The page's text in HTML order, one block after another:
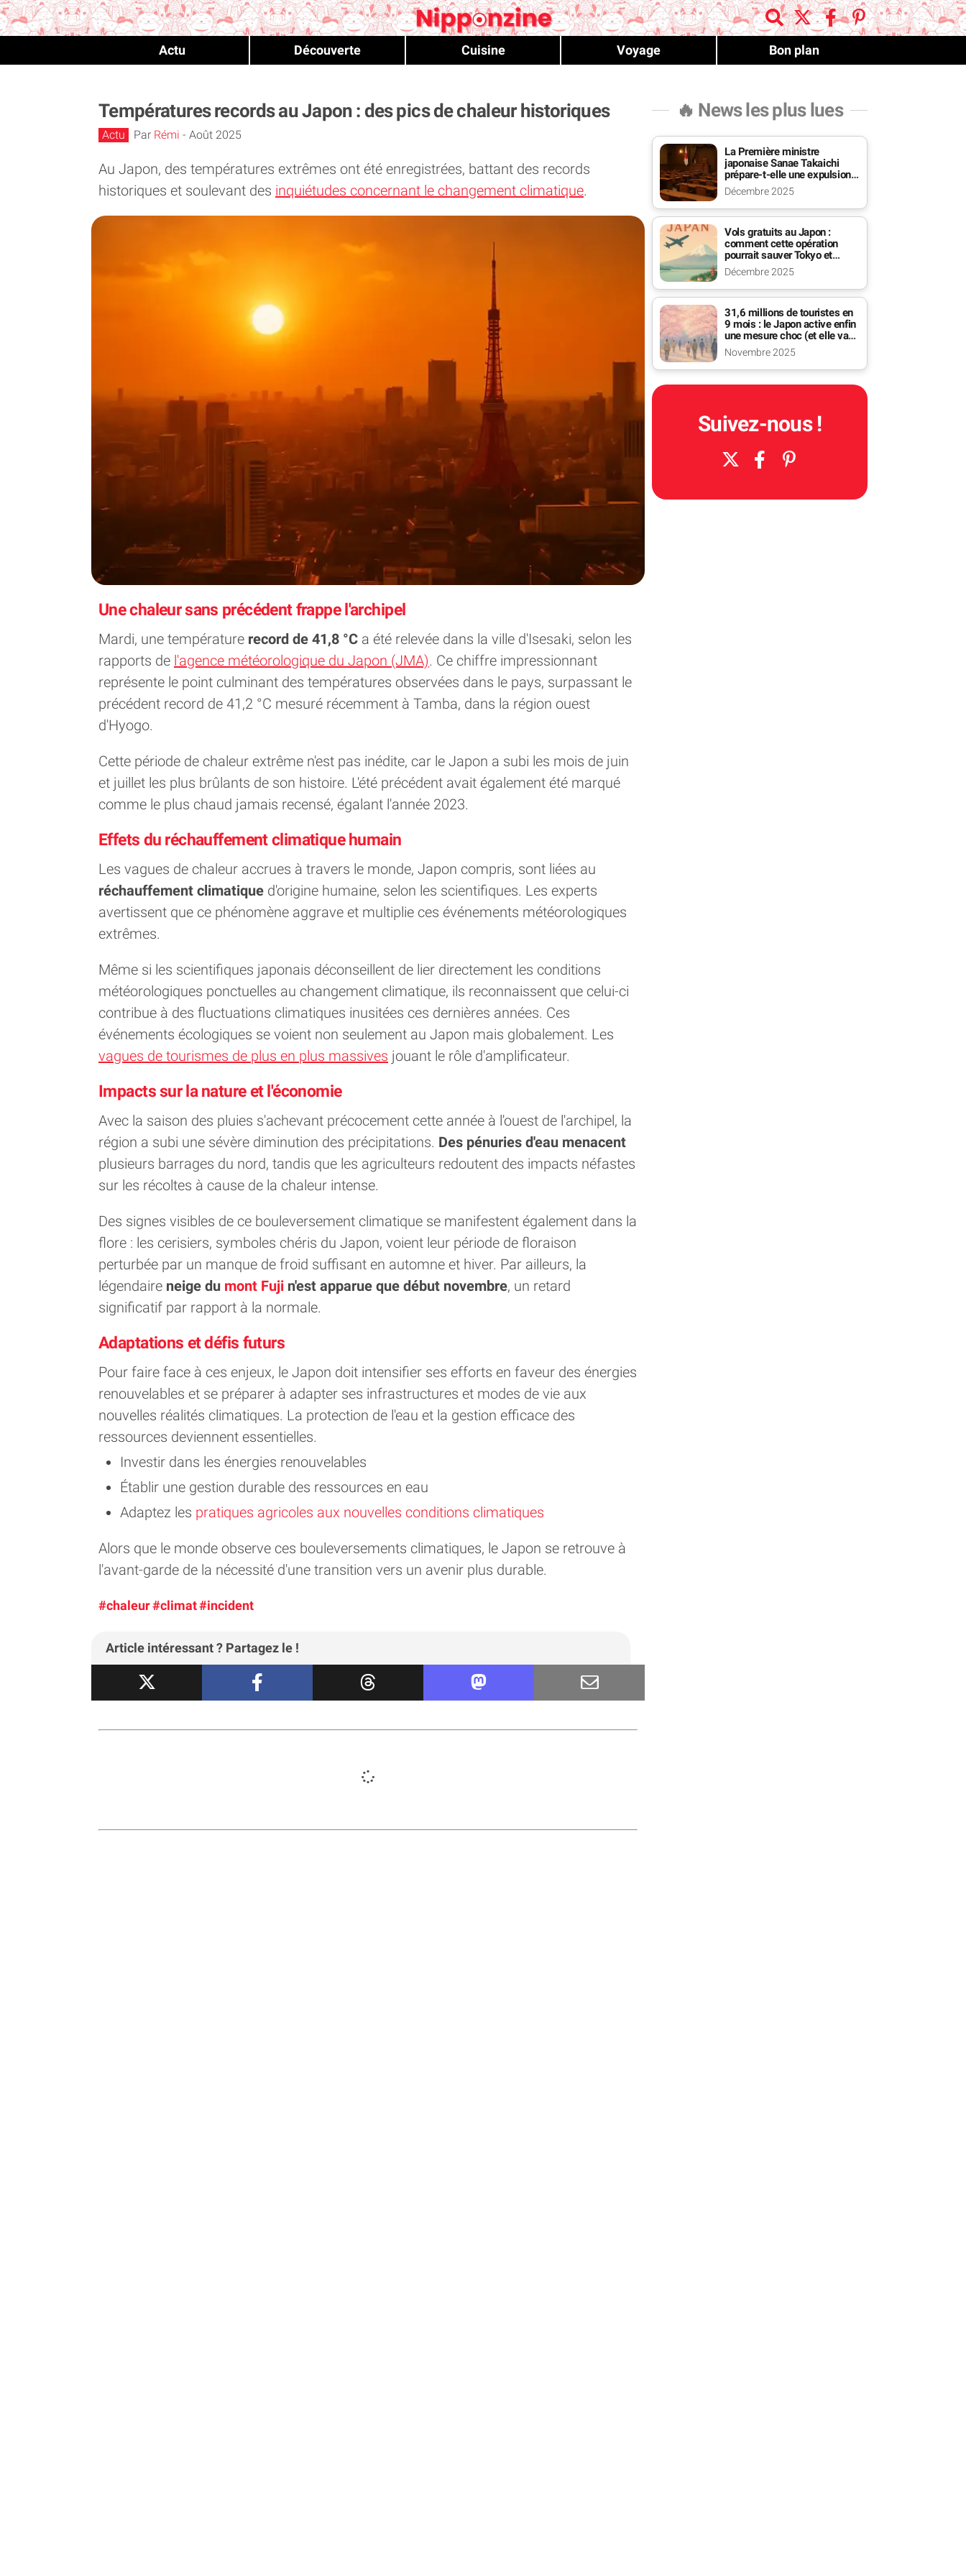
Actu Découverte Cuisine Voyage Bon plan
Températures records au Japon : des pics de chaleur historiques
Actu Par Rémi - Août 2025
Au Japon, des températures extrêmes ont été enregistrées, battant des records
historiques et soulevant des inquiétudes concernant le changement climatique.
Une chaleur sans précédent frappe l'archipel
Mardi, une température record de 41,8 °C a été relevée dans la ville d'Isesaki, selon les
rapports de l'agence météorologique du Japon (JMA). Ce chiffre impressionnant
représente le point culminant des températures observées dans le pays, surpassant le
précédent record de 41,2 °C mesuré récemment à Tamba, dans la région ouest
d'Hyogo.
Cette période de chaleur extrême n'est pas inédite, car le Japon a subi les mois de juin
et juillet les plus brûlants de son histoire. L'été précédent avait également été marqué
comme le plus chaud jamais recensé, égalant l'année 2023.
Effets du réchauffement climatique humain
Les vagues de chaleur accrues à travers le monde, Japon compris, sont liées au
réchauffement climatique d'origine humaine, selon les scientifiques. Les experts
avertissent que ce phénomène aggrave et multiplie ces événements météorologiques
extrêmes.
Même si les scientifiques japonais déconseillent de lier directement les conditions
météorologiques ponctuelles au changement climatique, ils reconnaissent que celui-ci
contribue à des fluctuations climatiques inusitées ces dernières années. Ces
événements écologiques se voient non seulement au Japon mais globalement. Les
vagues de tourismes de plus en plus massives jouant le rôle d'amplificateur.
Impacts sur la nature et l'économie
Avec la saison des pluies s'achevant précocement cette année à l'ouest de l'archipel, la
région a subi une sévère diminution des précipitations. Des pénuries d'eau menacent
plusieurs barrages du nord, tandis que les agriculteurs redoutent des impacts néfastes
sur les récoltes à cause de la chaleur intense.
Des signes visibles de ce bouleversement climatique se manifestent également dans la
flore : les cerisiers, symboles chéris du Japon, voient leur période de floraison
perturbée par un manque de froid suffisant en automne et hiver. Par ailleurs, la
légendaire neige du mont Fuji n'est apparue que début novembre, un retard
significatif par rapport à la normale.
Adaptations et défis futurs
Pour faire face à ces enjeux, le Japon doit intensifier ses efforts en faveur des énergies
renouvelables et se préparer à adapter ses infrastructures et modes de vie aux
nouvelles réalités climatiques. La protection de l'eau et la gestion efficace des
ressources deviennent essentielles.
Investir dans les énergies renouvelables
Établir une gestion durable des ressources en eau
Adaptez les pratiques agricoles aux nouvelles conditions climatiques
Alors que le monde observe ces bouleversements climatiques, le Japon se retrouve à
l'avant-garde de la nécessité d'une transition vers un avenir plus durable.
#chaleur#climat#incident
Article intéressant ? Partagez le !
🔥 News les plus lues
La Première ministre
japonaise Sanae Takaichi
prépare-t-elle une expulsion
massive des étrangers ?
Décembre 2025
Vols gratuits au Japon :
comment cette opération
pourrait sauver Tokyo et
Kyoto du chaos
Décembre 2025
31,6 millions de touristes en
9 mois : le Japon active enfin
une mesure choc (et elle va
piquer)
Novembre 2025
Suivez-nous !